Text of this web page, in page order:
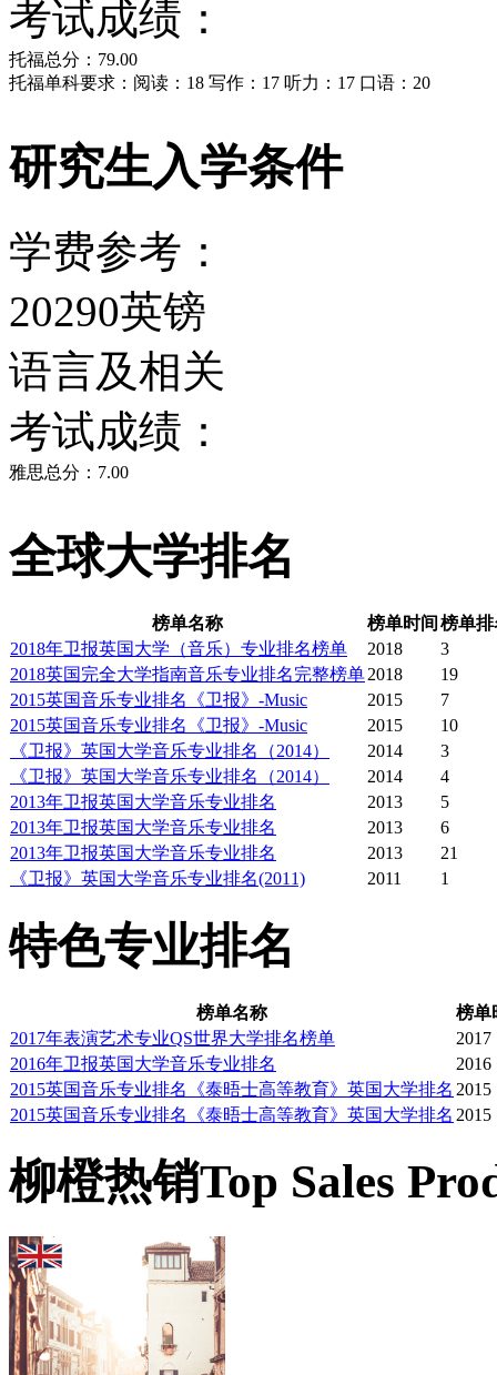
考试成绩：
托福总分：79.00
托福单科要求：阅读：18 写作：17 听力：17 口语：20
研究生入学条件
学费参考：
20290英镑
语言及相关
考试成绩：
雅思总分：7.00
全球大学排名
榜单名称 榜单时间 榜单排
2018年卫报英国大学（音乐）专业排名榜单
2018
3
2018英国完全大学指南音乐专业排名完整榜单2018
19
2015英国音乐专业排名《卫报》-Music
2015
7
2015英国音乐专业排名《卫报》-Music
2015
10
《卫报》英国大学音乐专业排名（2014）
2014
3
《卫报》英国大学音乐专业排名（2014）
2014
4
2013年卫报英国大学音乐专业排名
2013
5
2013年卫报英国大学音乐专业排名
2013
6
2013年卫报英国大学音乐专业排名
2013
21
《卫报》英国大学音乐专业排名(2011)
2011 1
特色专业排名
榜单名称
榜单
2017年表演艺术专业QS世界大学排名榜单
2017
2016年卫报英国大学音乐专业排名
2016
2015英国音乐专业排名《泰晤士高等教育》英国大学排名 2015
2015英国音乐专业排名《泰晤士高等教育》英国大学排名 2015
柳橙热销Top Sales